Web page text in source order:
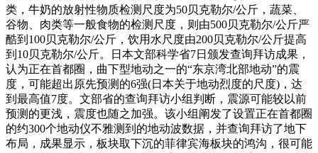
类，牛奶的放射性物质检测尺度为50贝克勒尔/公斤，蔬菜、
谷物、肉类等一般食物的检测尺度，则由500贝克勒尔/公斤严
酷到100贝克勒尔/公斤，饮用水尺度由200贝克勒尔/公斤提高
到10贝克勒尔/公斤。日本文部科学省7日颁发查询拜访成果，
认为正在首都圈，曲下型地动之一的“东京湾北部地动”的震
度，可能超出原先预测的6强(日本关于地动烈度的尺度)，达
到最高值7度。文部省的查询拜访小组判断，震源可能较以前
预测的更浅，震度也随之加强。该小组阐发了设置正在首都圈
的约300个地动仪不雅测到的地动波数据，并查询拜访了地下
布局，成果显示，板块取下沉的菲律宾海板块的鸿沟，很可能